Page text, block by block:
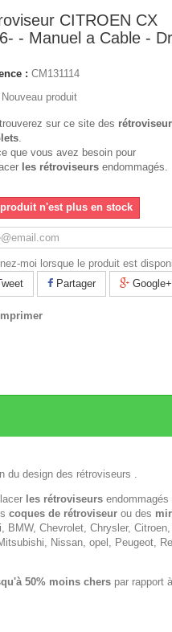
CITROEN CX
- Manuel a Cable -
: CM131114
Nouveau produit
sur ce site des
.
que vous avez besoin pour
les rétroviseurs endommagés.
n'est plus en stock
moi lorsque le produit est
Partager Google+
Imprimer
du design des rétroviseurs .
les rétroviseurs
coques de rétroviseur ou des
Chevrolet, Chrysler,
Nissan, opel, Peugeot,
50% moins chers par rapport